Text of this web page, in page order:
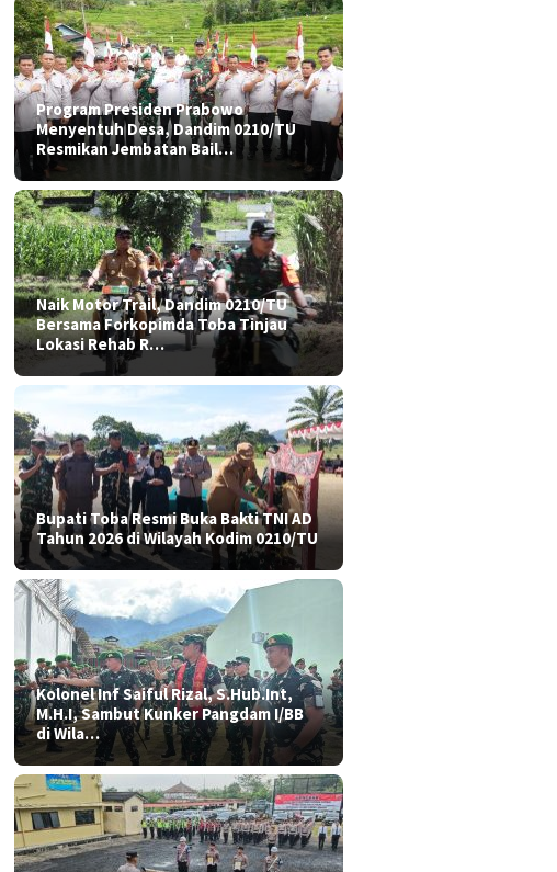
Program Presiden Prabowo
Menyentuh Desa, Dandim 0210/TU
Resmikan Jembatan Bail…
Naik Motor Trail, Dandim 0210/TU
Bersama Forkopimda Toba Tinjau
Lokasi Rehab R…
Bupati Toba Resmi Buka Bakti TNI AD
Tahun 2026 di Wilayah Kodim 0210/TU
Kolonel Inf Saiful Rizal, S.Hub.Int,
M.H.I, Sambut Kunker Pangdam I/BB
di Wila…